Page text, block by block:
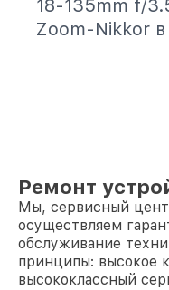
18-135mm f/
Zoom-Nikkor
Ремонт
Мы, сервисный
осуществляем
обслуживание
принципы: высокое
высококлассный